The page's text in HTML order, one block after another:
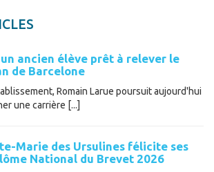
ancien élève prêt à relever le
de Barcelone
Romain Larue poursuit aujourd'hui
une carrière [...]
Marie des Ursulines félicite ses
National du Brevet 2026